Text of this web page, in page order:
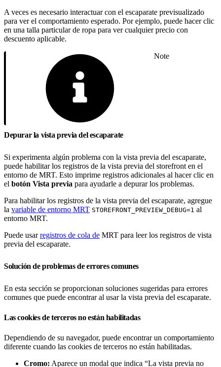
A veces es necesario interactuar con el escaparate previsualizado
para ver el comportamiento esperado. Por ejemplo, puede hacer clic
en una talla particular de ropa para ver cualquier precio con
descuento aplicable.
Note
Depurar la vista previa del escaparate
Si experimenta algún problema con la vista previa del escaparate,
puede habilitar los registros de la vista previa del storefront en el
entorno de MRT. Esto imprime registros adicionales al hacer clic en
el botón Vista previa para ayudarle a depurar los problemas.
Para habilitar los registros de la vista previa del escaparate, agregue
la variable de entorno MRT STOREFRONT_PREVIEW_DEBUG=1 al
entorno MRT.
Puede usarregistros de cola de MRT para leer los registros de vista
previa del escaparate.
Solución de problemas de errores comunes
En esta sección se proporcionan soluciones sugeridas para errores
comunes que puede encontrar al usar la vista previa del escaparate.
Las cookies de terceros no están habilitadas
Dependiendo de su navegador, puede encontrar un comportamiento
diferente cuando las cookies de terceros no están habilitadas.
Cromo: Aparece un modal que indica “La vista previa no